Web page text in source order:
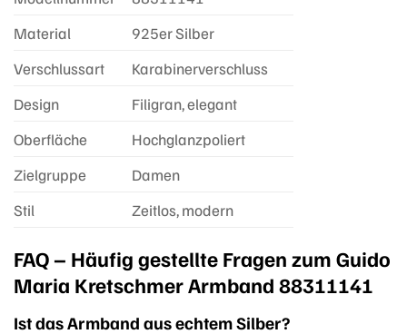
Material
925er Silber
Verschlussart
Karabinerverschluss
Design
Filigran, elegant
Oberfläche
Hochglanzpoliert
Zielgruppe
Damen
Stil
Zeitlos, modern
FAQ – Häufig gestellte Fragen zum Guido
Maria Kretschmer Armband 88311141
Ist das Armband aus echtem Silber?